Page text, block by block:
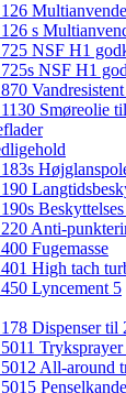
s
NSF H1
NSF H1
Smøreolie
Anti-
Fugemasse
High tach
Lyncement 5
Dispenser til
All-around